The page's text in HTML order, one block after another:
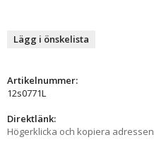
Lägg i önskelista
Artikelnummer:
12s0771L
Direktlänk:
Högerklicka och kopiera adressen